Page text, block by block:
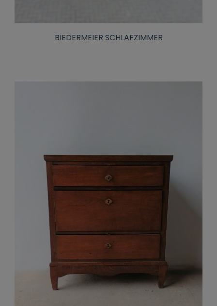
BIEDERMEIER SCHLAFZIMMER